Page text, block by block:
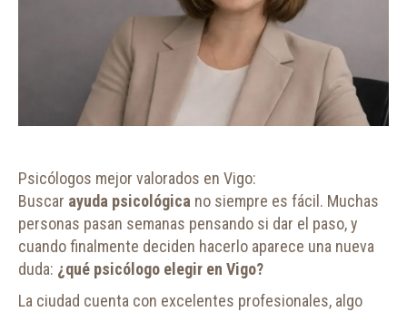
Psicólogos mejor valorados en Vigo:
Buscar ayuda psicológica no siempre es fácil. Muchas
personas pasan semanas pensando si dar el paso, y
cuando finalmente deciden hacerlo aparece una nueva
duda: ¿qué psicólogo elegir en Vigo?
La ciudad cuenta con excelentes profesionales, algo